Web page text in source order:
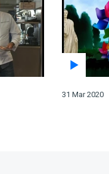
31 Mar 2020